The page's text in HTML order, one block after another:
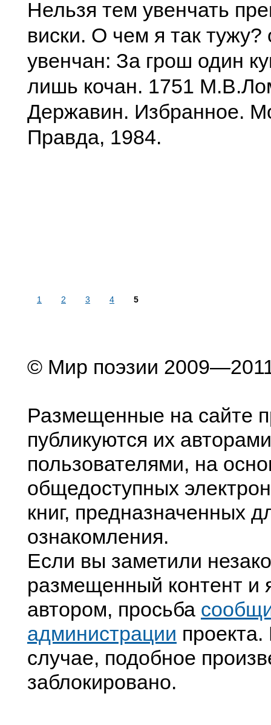
Нельзя тем увенчать
виски. О чем я так тужу?
увенчан: За грош один
лишь кочан. 1751
Державин. Избранное.
Правда, 1984.
1 2 3 4 5
© Мир поэзии
Размещенные на сайте
публикуются их
пользователями, на
общедоступных
книг, предназначенных
ознакомления.
Если вы заметили
размещенный контент и
автором, просьба
администрации
случае, подобное
заблокировано.